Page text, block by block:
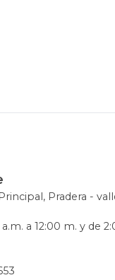
Pradera -
a 12:00 m. y de